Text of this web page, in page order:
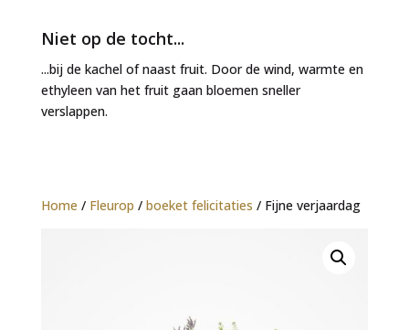
Niet op de tocht...
...bij de kachel of naast fruit. Door de wind, warmte en
ethyleen van het fruit gaan bloemen sneller
verslappen.
Home / Fleurop / boeket felicitaties / Fijne verjaardag